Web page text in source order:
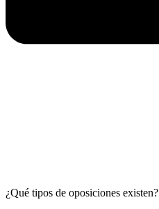
¿Qué tipos de oposiciones existen?